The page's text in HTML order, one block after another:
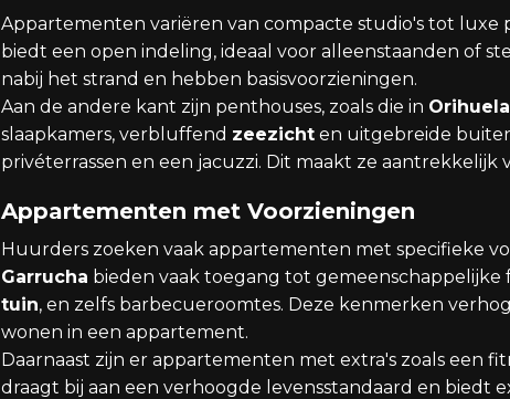
Appartementen variëren van compacte studio's tot luxe
biedt een open indeling, ideaal voor alleenstaanden of
nabij het strand en hebben basisvoorzieningen.
Aan de andere kant zijn penthouses, zoals die in
slaapkamers, verbluffend zeezicht en uitgebreide
privéterrassen en een jacuzzi. Dit maakt ze aantrekkelijk
Appartementen met Voorzieningen
Huurders zoeken vaak appartementen met specifieke
Garrucha bieden vaak toegang tot gemeenschappelijke
tuin, en zelfs barbecueroomtes. Deze kenmerken
wonen in een appartement.
Daarnaast zijn er appartementen met extra's zoals een
draagt bij aan een verhoogde levensstandaard en biedt